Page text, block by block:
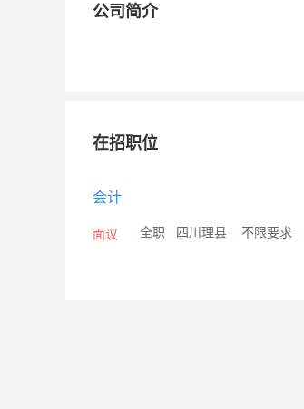
公司简介
在招职位
会计
面议 全职 四川理县 不限要求